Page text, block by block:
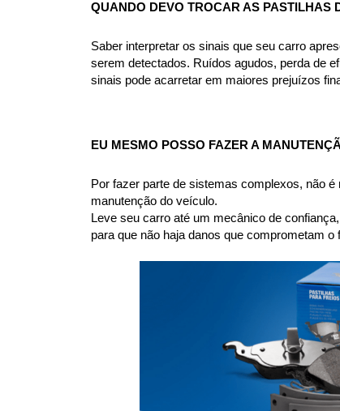
QUANDO DEVO TROCAR AS PASTILHAS
Saber interpretar os sinais que seu carro
serem detectados. Ruídos agudos, perda de
sinais pode acarretar em maiores prejuízos
EU MESMO POSSO FAZER A
Por fazer parte de sistemas complexos, não
manutenção do veículo.
Leve seu carro até um mecânico de
para que não haja danos que comprometam